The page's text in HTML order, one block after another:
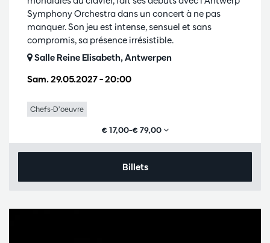
Sam. 29.05.2027– 20:00
Symphony Orchestra dans un concert à ne pas
manquer. Son jeu est intense, sensuel et sans
compromis, sa présence irrésistible.
Salle Reine Elisabeth, Antwerpen
Chefs-D’oeuvre
€ 17,00–€ 79,00
Billets